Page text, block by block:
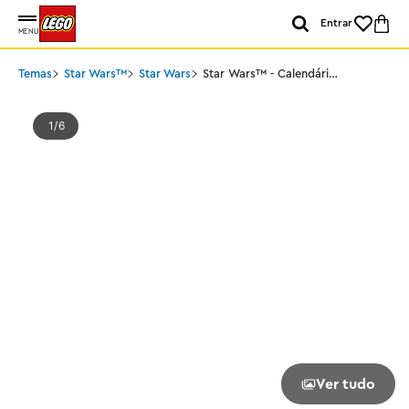
MENU
Entrar
Temas Star Wars™ Star Wars
Star Wars™ - Calendário
1 6
Ver tudo